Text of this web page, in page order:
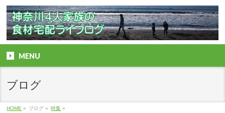
MENU
ブログ
HOME » ブログ » 特集 »